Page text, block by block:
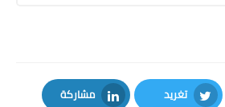
تغريد مشاركة